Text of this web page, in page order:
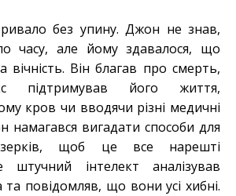
без упину. Джон не знав,
часу, але йому здавалося, що
вічність. Він благав про смерть,
підтримував його життя,
кров чи вводячи різні медичні
намагався вигадати способи для
щоб це все нарешті
штучний інтелект аналізував
та повідомляв, що вони усі хибні.